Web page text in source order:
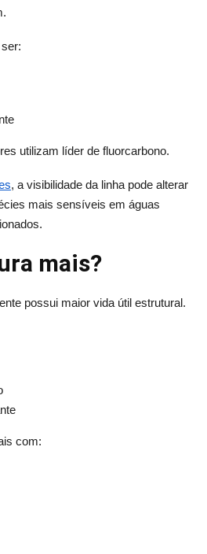
utilizam líder de fluorcarbono.
, a visibilidade da linha pode alterar
mais sensíveis em águas
mais?
possui maior vida útil estrutural.
com: